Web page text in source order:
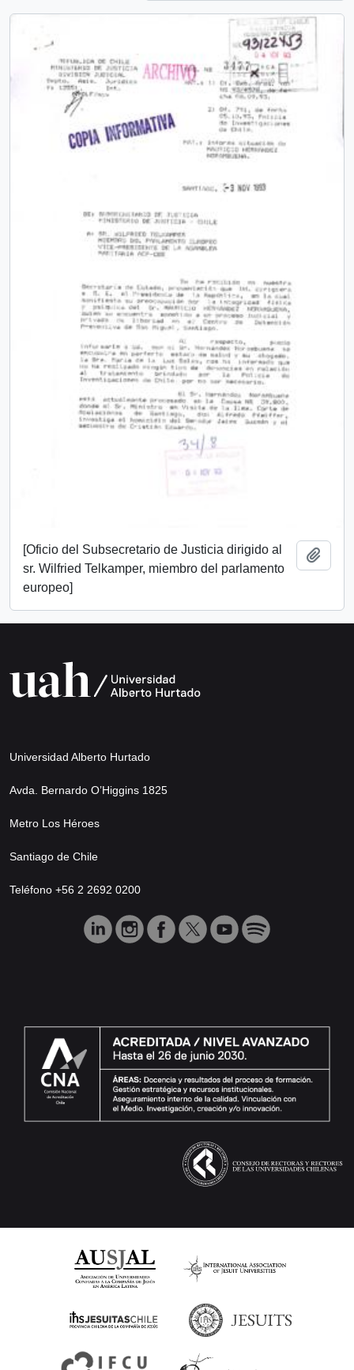
[Oficio del Subsecretario de Justicia dirigido al
sr. Wilfried Telkamper, miembro del parlamento
europeo]
Universidad Alberto Hurtado
Avda. Bernardo O’Higgins 1825
Metro Los Héroes
Santiago de Chile
Teléfono +56 2 2692 0200